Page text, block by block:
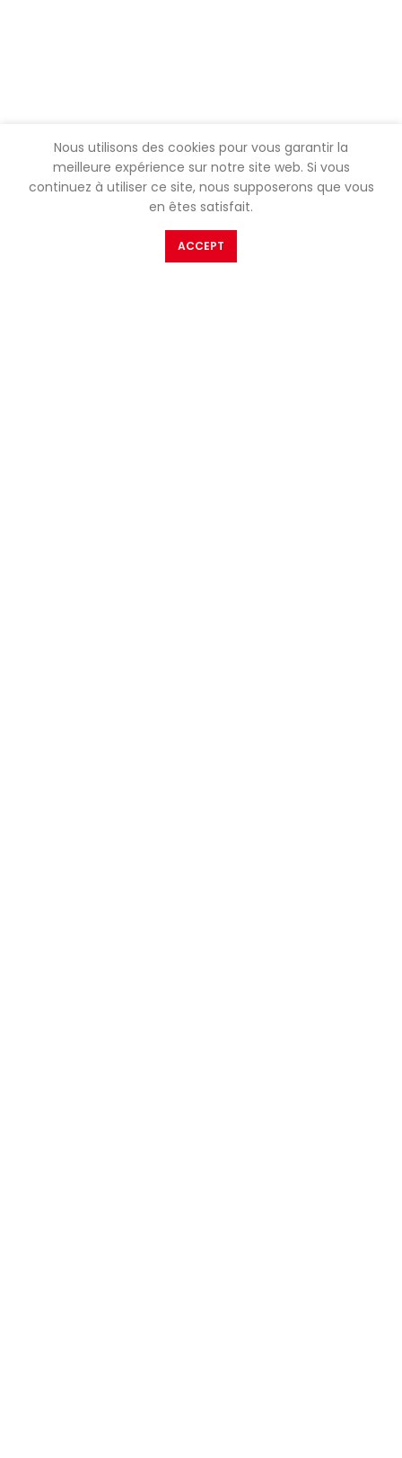
Nous utilisons des cookies pour vous garantir la
meilleure expérience sur notre site web. Si vous
continuez à utiliser ce site, nous supposerons que vous
en êtes satisfait.
ACCEPT